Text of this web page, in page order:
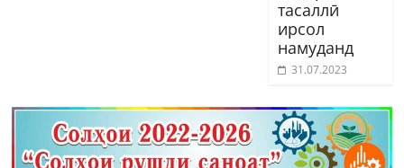
тасаллӣ
ирсол
намуданд
31.07.2023